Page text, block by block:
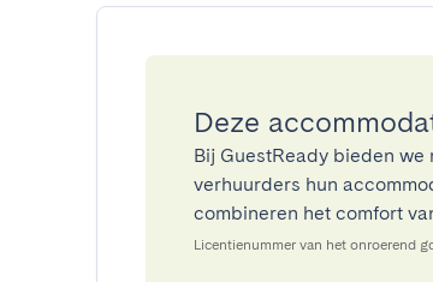
Deze
Bij GuestReady bieden
verhuurders hun
combineren het comfort
Licentienummer van het onroerend